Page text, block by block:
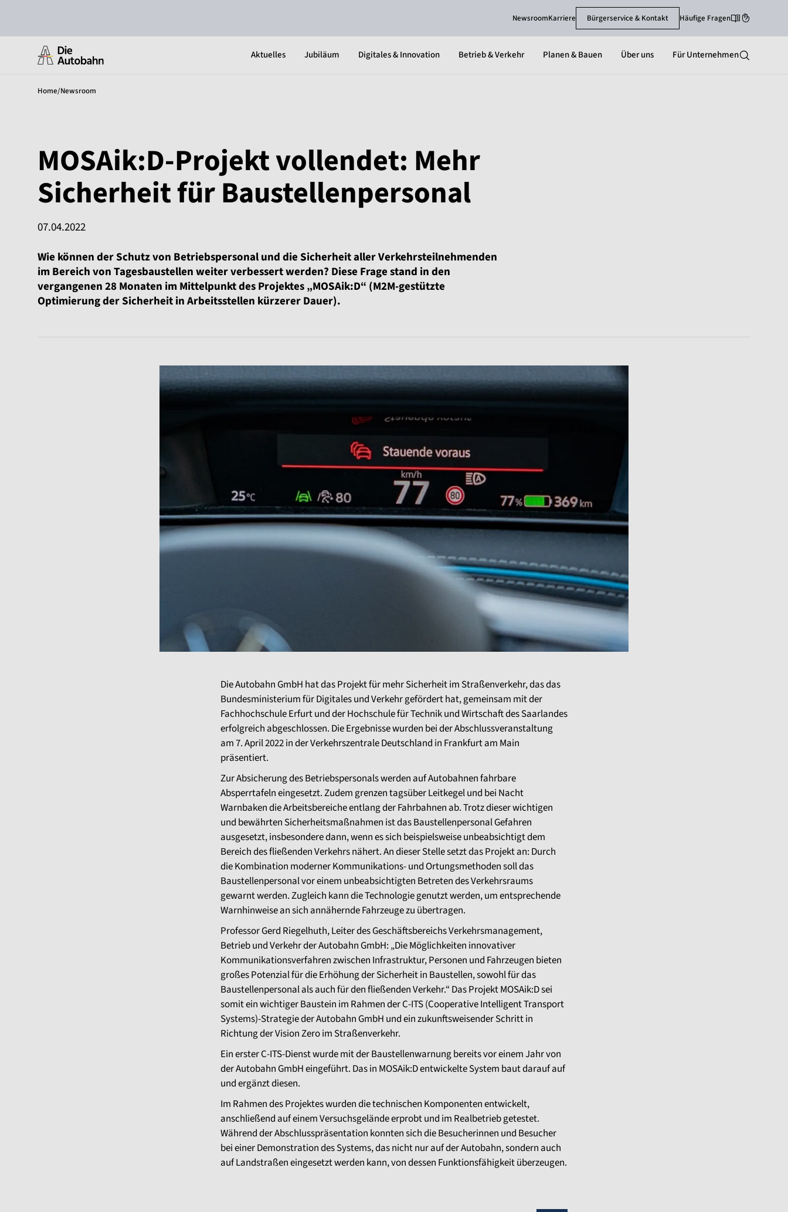
NewsroomKarriere Bürgerservice & Kontakt Häufige FragenLeichte Sprache
Aktuelles Jubiläum Digitales & Innovation Betrieb & Verkehr Planen & Bauen Über uns Für Unternehmen
Home/Newsroom
MOSAik:D-Projekt vollendet: Mehr
Sicherheit für Baustellenpersonal
07.04.2022
Wie können der Schutz von Betriebspersonal und die Sicherheit aller Verkehrsteilnehmenden
im Bereich von Tagesbaustellen weiter verbessert werden? Diese Frage stand in den
vergangenen 28 Monaten im Mittelpunkt des Projektes „MOSAik:D“ (M2M-gestützte
Optimierung der Sicherheit in Arbeitsstellen kürzerer Dauer).
Die Autobahn GmbH hat das Projekt für mehr Sicherheit im Straßenverkehr, das das
Bundesministerium für Digitales und Verkehr gefördert hat, gemeinsam mit der
Fachhochschule Erfurt und der Hochschule für Technik und Wirtschaft des Saarlandes
erfolgreich abgeschlossen. Die Ergebnisse wurden bei der Abschlussveranstaltung
am 7. April 2022 in der Verkehrszentrale Deutschland in Frankfurt am Main
präsentiert.
Zur Absicherung des Betriebspersonals werden auf Autobahnen fahrbare
Absperrtafeln eingesetzt. Zudem grenzen tagsüber Leitkegel und bei Nacht
Warnbaken die Arbeitsbereiche entlang der Fahrbahnen ab. Trotz dieser wichtigen
und bewährten Sicherheitsmaßnahmen ist das Baustellenpersonal Gefahren
ausgesetzt, insbesondere dann, wenn es sich beispielsweise unbeabsichtigt dem
Bereich des fließenden Verkehrs nähert. An dieser Stelle setzt das Projekt an: Durch
die Kombination moderner Kommunikations- und Ortungsmethoden soll das
Baustellenpersonal vor einem unbeabsichtigten Betreten des Verkehrsraums
gewarnt werden. Zugleich kann die Technologie genutzt werden, um entsprechende
Warnhinweise an sich annähernde Fahrzeuge zu übertragen.
Professor Gerd Riegelhuth, Leiter des Geschäftsbereichs Verkehrsmanagement,
Betrieb und Verkehr der Autobahn GmbH: „Die Möglichkeiten innovativer
Kommunikationsverfahren zwischen Infrastruktur, Personen und Fahrzeugen bieten
großes Potenzial für die Erhöhung der Sicherheit in Baustellen, sowohl für das
Baustellenpersonal als auch für den fließenden Verkehr.“ Das Projekt MOSAik:D sei
somit ein wichtiger Baustein im Rahmen der C-ITS (Cooperative Intelligent Transport
Systems)-Strategie der Autobahn GmbH und ein zukunftsweisender Schritt in
Richtung der Vision Zero im Straßenverkehr.
Ein erster C-ITS-Dienst wurde mit der Baustellenwarnung bereits vor einem Jahr von
der Autobahn GmbH eingeführt. Das in MOSAik:D entwickelte System baut darauf auf
und ergänzt diesen.
Im Rahmen des Projektes wurden die technischen Komponenten entwickelt,
anschließend auf einem Versuchsgelände erprobt und im Realbetrieb getestet.
Während der Abschlusspräsentation konnten sich die Besucherinnen und Besucher
bei einer Demonstration des Systems, das nicht nur auf der Autobahn, sondern auch
auf Landstraßen eingesetzt werden kann, von dessen Funktionsfähigkeit überzeugen.